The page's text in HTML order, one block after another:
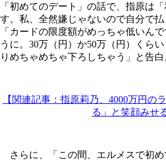
「初めてのデート」の話で、指原は
す。私、全然嫌じゃないので自分で払
「カードの限度額がめっちゃ低いん
うに。30万（円）か50万（円）くら
りめちゃめちゃ下ろしちゃう」と告白
【関連記事：指原莉乃、4000万円の
る」と笑顔みせ
さらに、「この間、エルメスで初め